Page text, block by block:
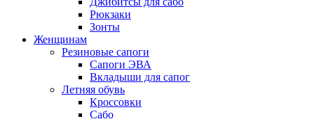
Рюкзаки
Зонты
Женщинам
Резиновые сапоги
Cапоги ЭВА
Вкладыши для сапог
Летняя обувь
Кроссовки
Сабо